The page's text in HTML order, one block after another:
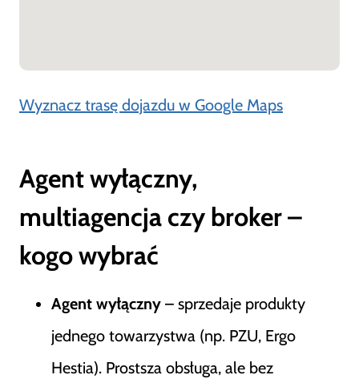
Wyznacz trasę dojazdu w Google Maps
Agent wyłączny,
multiagencja czy broker –
kogo wybrać
Agent wyłączny – sprzedaje produkty
jednego towarzystwa (np. PZU, Ergo
Hestia). Prostsza obsługa, ale bez